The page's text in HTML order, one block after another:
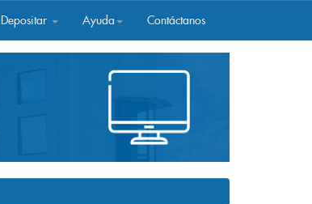
Depositar Ayuda Contáctanos